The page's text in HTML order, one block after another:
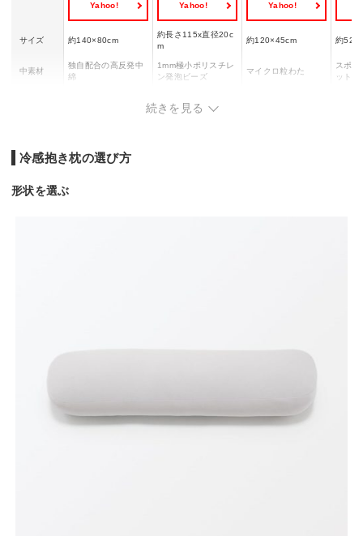
Yahoo! Yahoo! Yahoo!
サイズ 約140×80cm
約長さ115x直径20c
m
約120×45cm 約
中素材
独自配合の高反発中
綿
1mm極小ポリスチレ
ン発泡ビーズ
マイクロ粒わた
スポン
ットン
い可能
続きを見る
冷感抱き枕の選び方
形状を選ぶ